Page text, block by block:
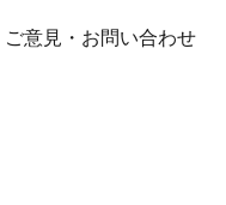
ご意見・お問い合わせ